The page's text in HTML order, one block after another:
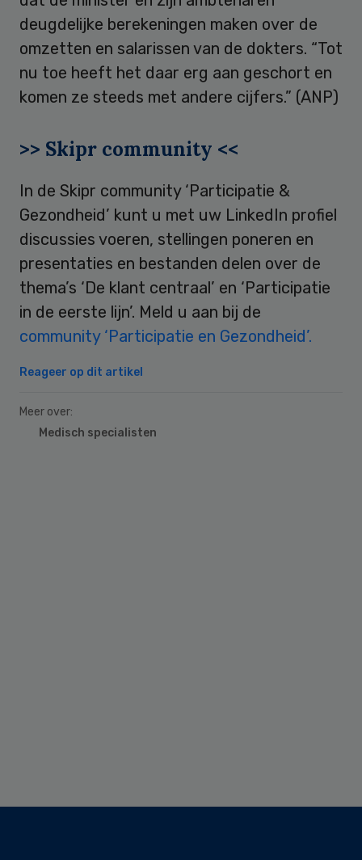
deugdelijke berekeningen maken over de
omzetten en salarissen van de dokters. “Tot
nu toe heeft het daar erg aan geschort en
komen ze steeds met andere cijfers.” (ANP)
>> Skipr community <<
In de Skipr community ‘Participatie &
Gezondheid’ kunt u met uw LinkedIn profiel
discussies voeren, stellingen poneren en
presentaties en bestanden delen over de
thema’s ‘De klant centraal’ en ‘Participatie
in de eerste lijn’. Meld u aan bij de
community ‘Participatie en Gezondheid’.
Reageer op dit artikel
Meer over:
Medisch specialisten